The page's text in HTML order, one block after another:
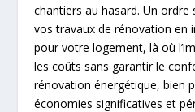
chantiers au hasard. Un
vos travaux de rénovation en
pour votre logement, là où
les coûts sans garantir le
rénovation énergétique, bien
économies significatives et